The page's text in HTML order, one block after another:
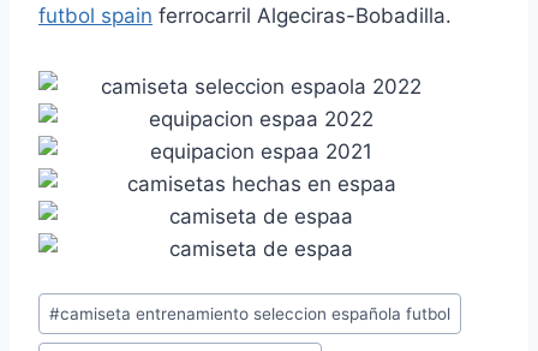
futbol spain ferrocarril Algeciras-Bobadilla.
Etiquetas
de
#camiseta entrenamiento seleccion española futbol